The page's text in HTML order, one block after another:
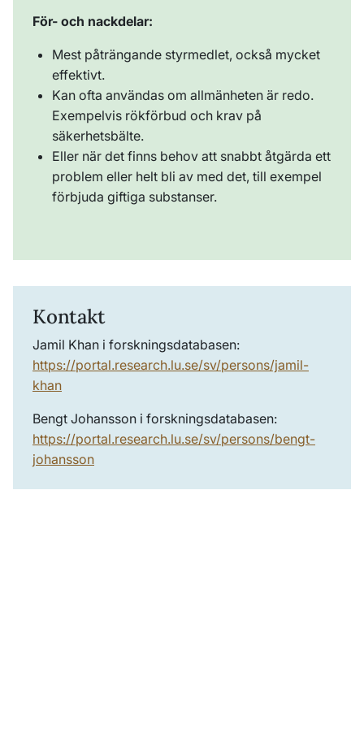
För- och nackdelar:
Mest påträngande styrmedlet, också mycket
effektivt.
Kan ofta användas om allmänheten är redo.
Exempelvis rökförbud och krav på
säkerhetsbälte.
Eller när det finns behov att snabbt åtgärda ett
problem eller helt bli av med det, till exempel
förbjuda giftiga substanser.
Kontakt
Jamil Khan i forskningsdatabasen:
https://portal.research.lu.se/sv/persons/jamil-
khan
Bengt Johansson i forskningsdatabasen:
https://portal.research.lu.se/sv/persons/bengt-
johansson